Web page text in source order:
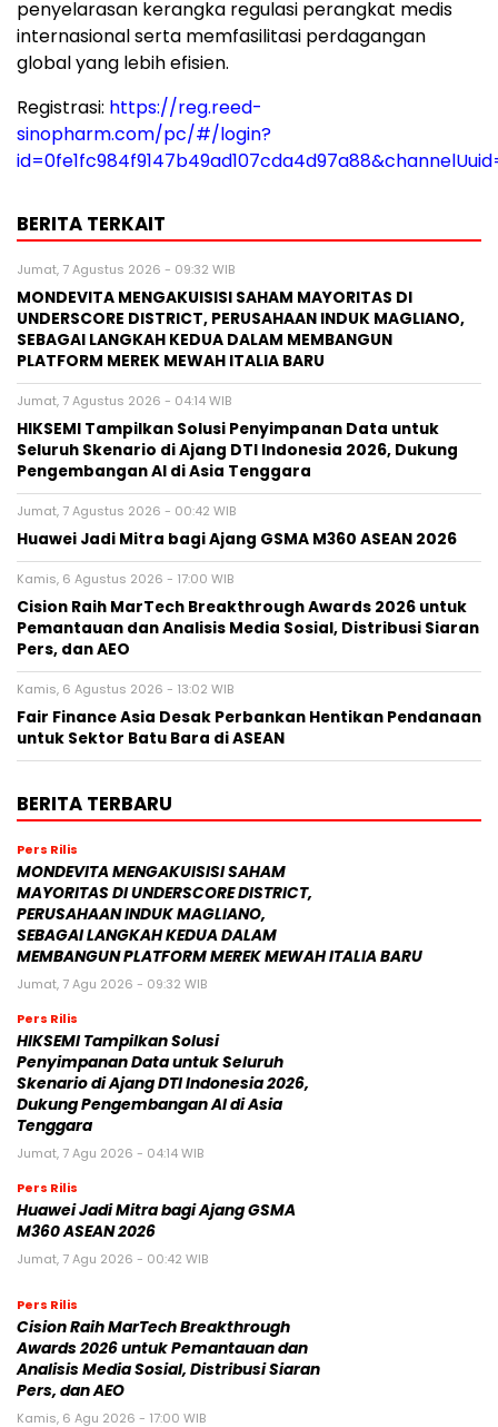
penyelarasan kerangka regulasi perangkat medis
internasional serta memfasilitasi perdagangan
global yang lebih efisien.
Registrasi: https://reg.reed-
sinopharm.com/pc/#/login?
BERITA TERKAIT
Jumat, 7 Agustus 2026 - 09:32 WIB
MONDEVITA MENGAKUISISI SAHAM MAYORITAS DI
UNDERSCORE DISTRICT, PERUSAHAAN INDUK MAGLIANO,
SEBAGAI LANGKAH KEDUA DALAM MEMBANGUN
PLATFORM MEREK MEWAH ITALIA BARU
Jumat, 7 Agustus 2026 - 04:14 WIB
HIKSEMI Tampilkan Solusi Penyimpanan Data untuk
Seluruh Skenario di Ajang DTI Indonesia 2026, Dukung
Pengembangan AI di Asia Tenggara
Jumat, 7 Agustus 2026 - 00:42 WIB
Huawei Jadi Mitra bagi Ajang GSMA M360 ASEAN 2026
Kamis, 6 Agustus 2026 - 17:00 WIB
Cision Raih MarTech Breakthrough Awards 2026 untuk
Pemantauan dan Analisis Media Sosial, Distribusi Siaran
Pers, dan AEO
Kamis, 6 Agustus 2026 - 13:02 WIB
Fair Finance Asia Desak Perbankan Hentikan Pendanaan
untuk Sektor Batu Bara di ASEAN
BERITA TERBARU
Pers Rilis
MONDEVITA MENGAKUISISI SAHAM
MAYORITAS DI UNDERSCORE DISTRICT,
PERUSAHAAN INDUK MAGLIANO,
SEBAGAI LANGKAH KEDUA DALAM
MEMBANGUN PLATFORM MEREK MEWAH ITALIA BARU
Jumat, 7 Agu 2026 - 09:32 WIB
Pers Rilis
HIKSEMI Tampilkan Solusi
Penyimpanan Data untuk Seluruh
Skenario di Ajang DTI Indonesia 2026,
Dukung Pengembangan AI di Asia
Tenggara
Jumat, 7 Agu 2026 - 04:14 WIB
Pers Rilis
Huawei Jadi Mitra bagi Ajang GSMA
M360 ASEAN 2026
Jumat, 7 Agu 2026 - 00:42 WIB
Pers Rilis
Cision Raih MarTech Breakthrough
Awards 2026 untuk Pemantauan dan
Analisis Media Sosial, Distribusi Siaran
Pers, dan AEO
Kamis, 6 Agu 2026 - 17:00 WIB